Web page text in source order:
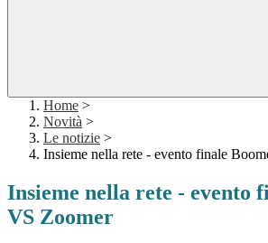
Home >
Novità >
Le notizie >
Insieme nella rete - evento finale
Insieme nella rete - evento
VS Zoomer